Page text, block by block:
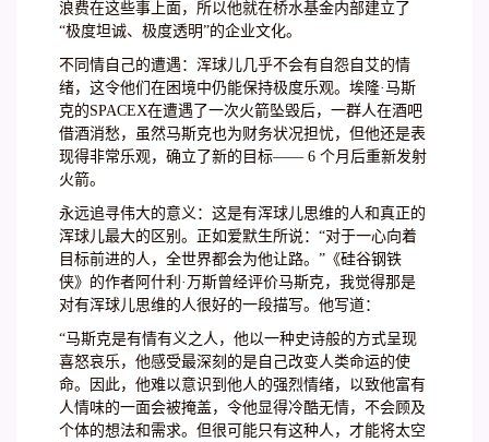
浪费在这些事上面，所以他就在桥水基金内部建立了
“极度坦诚、极度透明”的企业文化。
不同情自己的遭遇：浑球儿几乎不会有自怨自艾的情
绪，这令他们在困境中仍能保持极度乐观。埃隆·马斯
克的SPACEX在遭遇了一次火箭坠毁后，一群人在酒吧
借酒消愁，虽然马斯克也为财务状况担忧，但他还是表
现得非常乐观，确立了新的目标—— 6 个月后重新发射
火箭。
永远追寻伟大的意义：这是有浑球儿思维的人和真正的
浑球儿最大的区别。正如爱默生所说：“对于一心向着
目标前进的人，全世界都会为他让路。”《硅谷钢铁
侠》的作者阿什利·万斯曾经评价马斯克，我觉得那是
对有浑球儿思维的人很好的一段描写。他写道：
“马斯克是有情有义之人，他以一种史诗般的方式呈现
喜怒哀乐，他感受最深刻的是自己改变人类命运的使
命。因此，他难以意识到他人的强烈情绪，以致他富有
人情味的一面会被掩盖，令他显得冷酷无情，不会顾及
个体的想法和需求。但很可能只有这种人，才能将太空